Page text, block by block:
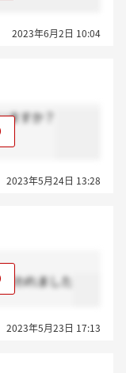
2023年6月2日 10:04
ますか？
2023年5月24日 13:28
われました
2023年5月23日 17:13